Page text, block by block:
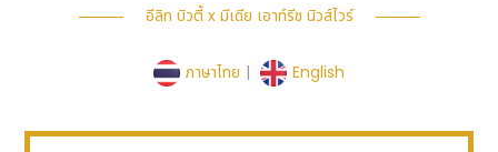
อีลิท บิวตี้ x มีเดีย เอาท์รีช นิวส์ไวร์
ภาษาไทย | English